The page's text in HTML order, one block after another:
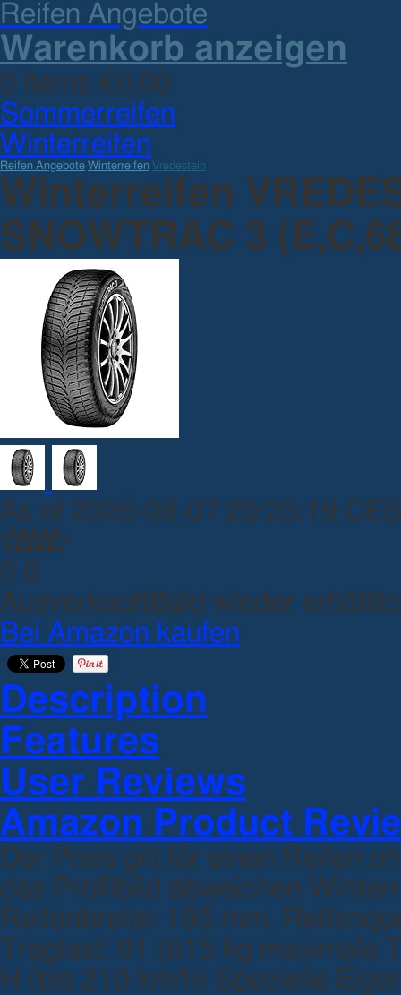
Reifen Angebote
Warenkorb anzeigen
0 items €0.00
Sommerreifen
Winterreifen
Reifen Angebote Winterreifen Vredestein
Winterreifen
SNOWTRAC 3
As of 2026-08-07 20:23:19
0 0
Ausverkauft Bald wieder
Bei Amazon kaufen
Description
Features
User Reviews
Amazon Product
Der Preis gilt für einen Reifen
das Profilbild abweichen
Reifenbreite: 195 mm,
Traglast: 91 (615 kg maximale
H (bis 210 km/h) Spezielle